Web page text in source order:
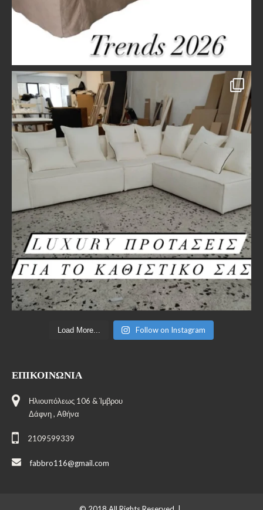
Load More... Follow on Instagram
ΕΠΙΚΟΙΝΩΝΊΑ
Ηλιουπόλεως 106 & Ίμβρου
Δάφνη , Αθήνα
2109599339
fabbro116@gmail.com